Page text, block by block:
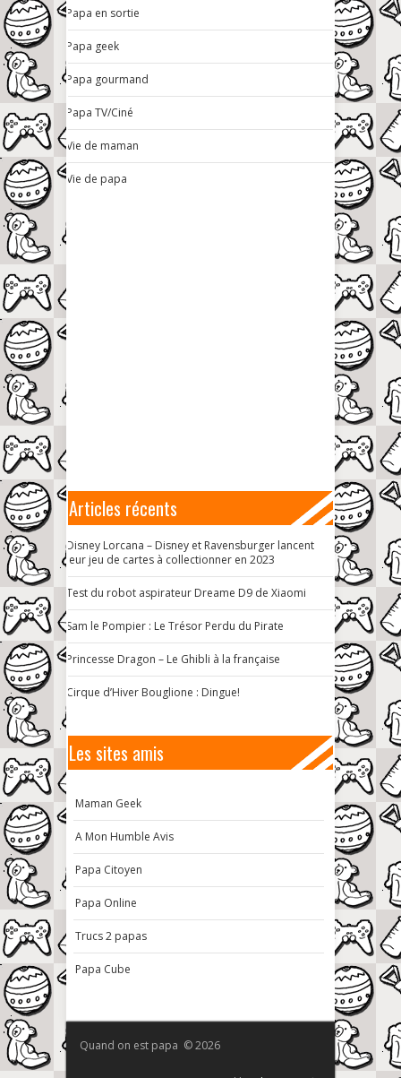
Papa en sortie
Papa geek
Papa gourmand
Papa TV/Ciné
Vie de maman
Vie de papa
Articles récents
Disney Lorcana – Disney et Ravensburger lancent
leur jeu de cartes à collectionner en 2023
Test du robot aspirateur Dreame D9 de Xiaomi
Sam le Pompier : Le Trésor Perdu du Pirate
Princesse Dragon – Le Ghibli à la française
Cirque d’Hiver Bouglione : Dingue!
Les sites amis
Maman Geek
A Mon Humble Avis
Papa Citoyen
Papa Online
Trucs 2 papas
Papa Cube
Quand on est papa © 2026